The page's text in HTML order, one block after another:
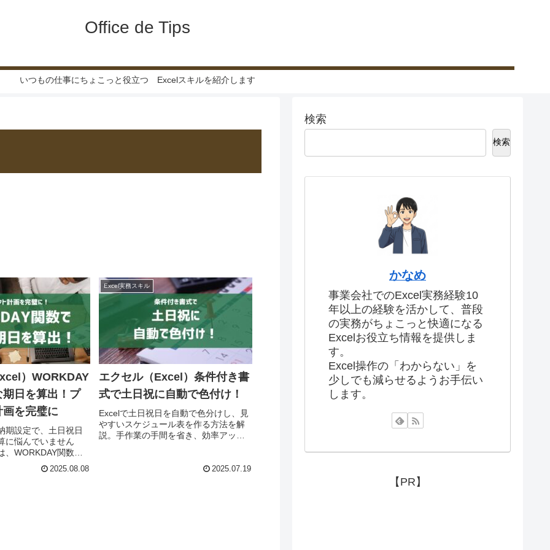
Office de Tips
いつもの仕事にちょこっと役立つ Excelスキルを紹介します
）WORKDAY
期日を算出！プ
画を完璧に
期設定で、土日祝日
に悩んでいません
WORKDAY関数の
。正確な日付計算
を効率化します。
2025.08.08
Excel実務スキル
エクセル（Excel）条件付き書
式で土日祝に自動で色付け！
Excelで土日祝日を自動で色分けし、見
やすいスケジュール表を作る方法を解
説。手作業の手間を省き、効率アッ
2025.07.19
検索
検索
かなめ
事業会社でのExcel実務経験10
年以上の経験を活かして、普段
の実務がちょこっと快適になる
Excelお役立ち情報を提供しま
す。
Excel操作の「わからない」を
少しでも減らせるようお手伝い
します。
【PR】